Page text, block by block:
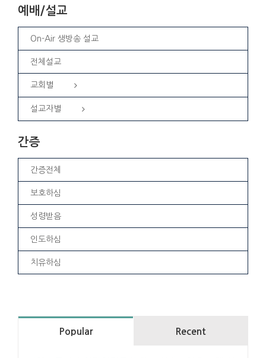
예배/설교
On-Air 생방송 설교
전체설교
교회별
설교자별
간증
간증전체
보호하심
성령받음
인도하심
치유하심
Popular Recent